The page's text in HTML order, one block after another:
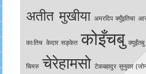
अतीत मुखीया अमरदिप क्युँइतिचा
काःतिच केदार सङ्केत कोइँचबु क्युइँतबु
चिमरु चेरेहामसो टेकबहादुर सुनुवार